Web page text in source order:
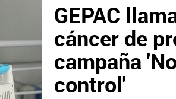
GEPAC
cáncer de
campaña
control'